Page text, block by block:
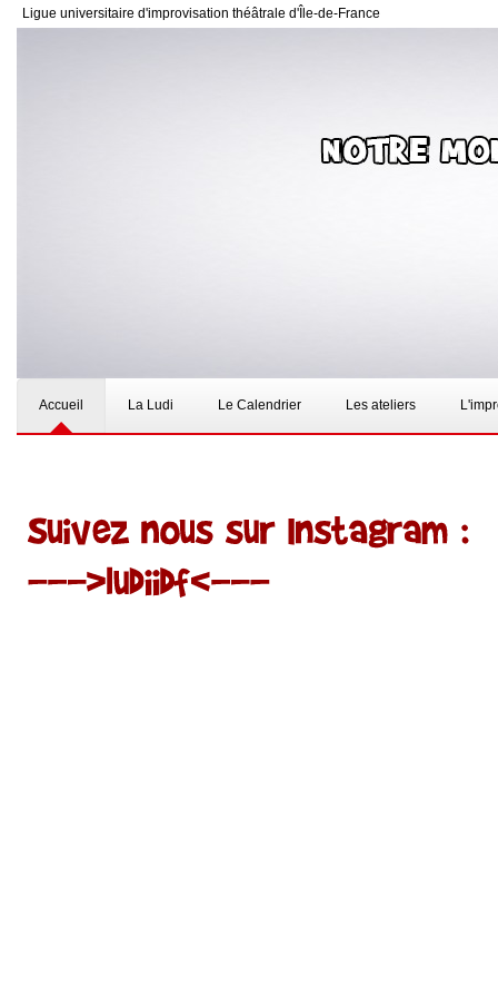
Ligue universitaire d'improvisation théâtrale d'Île-de-France
Accueil La Ludi Le Calendrier Les ateliers